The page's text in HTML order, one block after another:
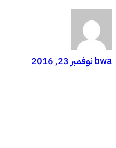
bwaنوفمبر 23, 2016